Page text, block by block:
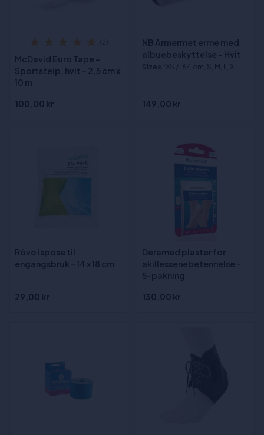
McDavid Euro Tape -
Sportsteip, hvit - 2,5 cm x
10 m
100,00 kr
NB Armermet erme med
albuebeskyttelse - Hvit
Sizes :XS / 164 cm, S, M, L, XL
149,00 kr
Rövo ispose til
engangsbruk - 14 x 18 cm
29,00 kr
Deramed plaster for
akillessenebetennelse -
5-pakning
130,00 kr